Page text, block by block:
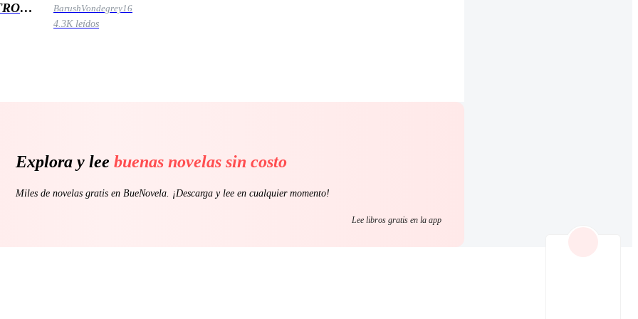
BarushVondegrey16
4.3K leídos
Explora y lee buenas novelas sin costo
Miles de novelas gratis en BueNovela. ¡Descarga y lee en cualquier momento!
Lee libros gratis en la app